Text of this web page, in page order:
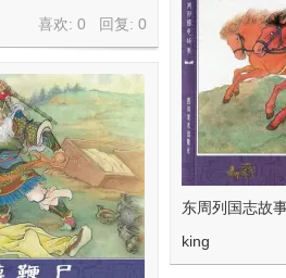
喜欢: 0 回复: 0
东周列国志故
king